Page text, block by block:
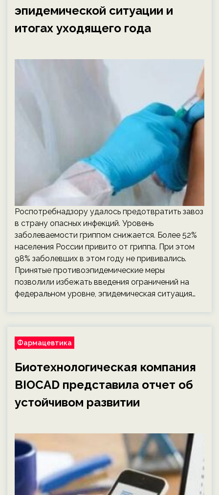
эпидемической ситуации и
итогах уходящего года
Роспотребнадзору удалось предотвратить завоз
в страну опасных инфекций. Уровень
заболеваемости гриппом снижается. Более 52%
населения России привито от гриппа. При этом
98% заболевших в этом году не прививались.
Принятые противоэпидемические меры
позволили избежать введения ограничений на
федеральном уровне, эпидемическая ситуация…
Фармацевтика
Биотехнологическая компания
BIOCAD представила отчет об
устойчивом развитии